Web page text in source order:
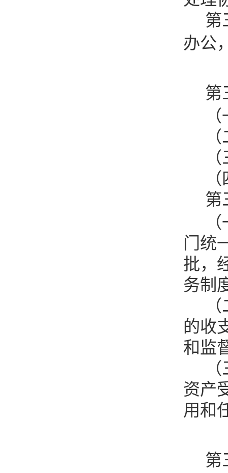
第
办公
第
第
门统
批，
务制
的收
和监
资产
用和
第